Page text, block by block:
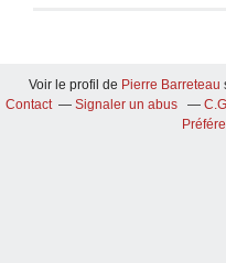
Voir le profil de Pierre Barreteau
Contact
Signaler un abus